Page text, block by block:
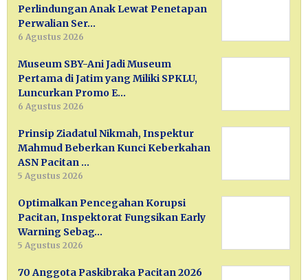
Perlindungan Anak Lewat Penetapan
Perwalian Ser…
6 Agustus 2026
Museum SBY-Ani Jadi Museum
Pertama di Jatim yang Miliki SPKLU,
Luncurkan Promo E…
6 Agustus 2026
Prinsip Ziadatul Nikmah, Inspektur
Mahmud Beberkan Kunci Keberkahan
ASN Pacitan …
5 Agustus 2026
Optimalkan Pencegahan Korupsi
Pacitan, Inspektorat Fungsikan Early
Warning Sebag…
5 Agustus 2026
70 Anggota Paskibraka Pacitan 2026